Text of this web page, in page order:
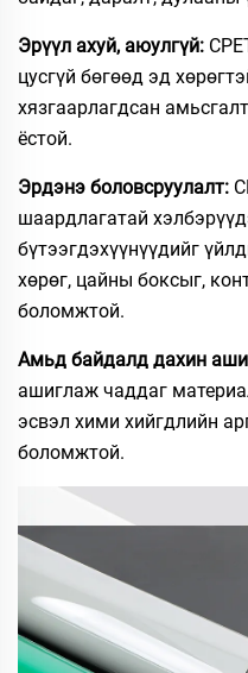
Эрүүл ахуй, аюулгүй:
цусгүй бөгөөд эд
хязгаарлагдсан
ёстой.
Эрдэнэ боловсруулалт:
шаардлагатай
бүтээгдэхүүнүүдийг
хөрөг, цайны боксыг,
боломжтой.
Амьд байдалд дахин
ашиглаж чаддаг
эсвэл хими хийгдлийн
боломжтой.